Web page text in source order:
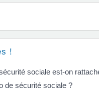
!
sociale est-on
de sécurité sociale ?